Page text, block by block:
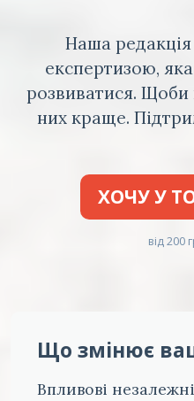
Наша
експертизою,
розвиватися.
них краще.
ХОЧУ У
від 200
Що змінює
Впливові